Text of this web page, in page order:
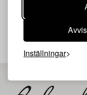
Inställningar
Din